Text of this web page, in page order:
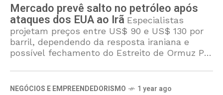
Mercado prevê salto no petróleo após
ataques dos EUA ao Irã Especialistas
projetam preços entre US$ 90 e US$ 130 por
barril, dependendo da resposta iraniana e
possível fechamento do Estreito de Ormuz Por
NEGÓCIOS E EMPREENDEDORISMO 1 year ago